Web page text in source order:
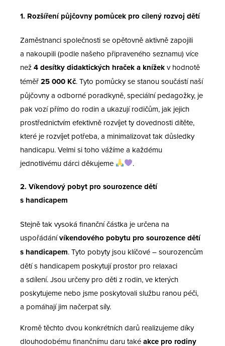
1. Rozšíření půjčovny pomůcek pro cílený rozvoj dětí
Zaměstnanci společnosti se opětovně aktivně zapojili
a nakoupili (podle našeho připraveného seznamu) více
než4 desítky didaktických hraček a knížekv hodnotě
téměř25 000 Kč. Tyto pomůcky se stanou součástí naší
půjčovny a odborné poradkyně, speciální pedagožky, je
pak vozí přímo do rodin a ukazují rodičům, jak jejich
prostřednictvím efektivně rozvíjet ty dovednosti dítěte,
které je rozvíjet potřeba, a minimalizovat tak důsledky
handicapu. Velmi si toho vážíme a každému
jednotlivému dárci děkujeme
.
2. Víkendový pobyt pro sourozence dětí
s handicapem
Stejně tak vysoká finanční částka je určena na
uspořádánívíkendového pobytu pro sourozence dětí
s handicapem. Tyto pobyty jsou klíčové – sourozencům
dětí s handicapem poskytují prostor pro relaxaci
a sdílení. Jsou určeny pro děti z rodin, ve kterých
poskytujeme nebo jsme poskytovali službu ranou péči,
a pomáhají jim načerpat síly.
Kromě těchto dvou konkrétních darů realizujeme díky
dlouhodobému finančnímu daru takéakce pro rodiny